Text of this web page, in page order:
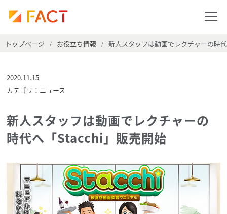
トップページ / お役立ち情報 / 新人スタッフは動画でレクチャーの時
2020.11.15
カテゴリ：ニュース
新人スタッフは動画でレクチャーの
時代へ「Stacchi」販売開始